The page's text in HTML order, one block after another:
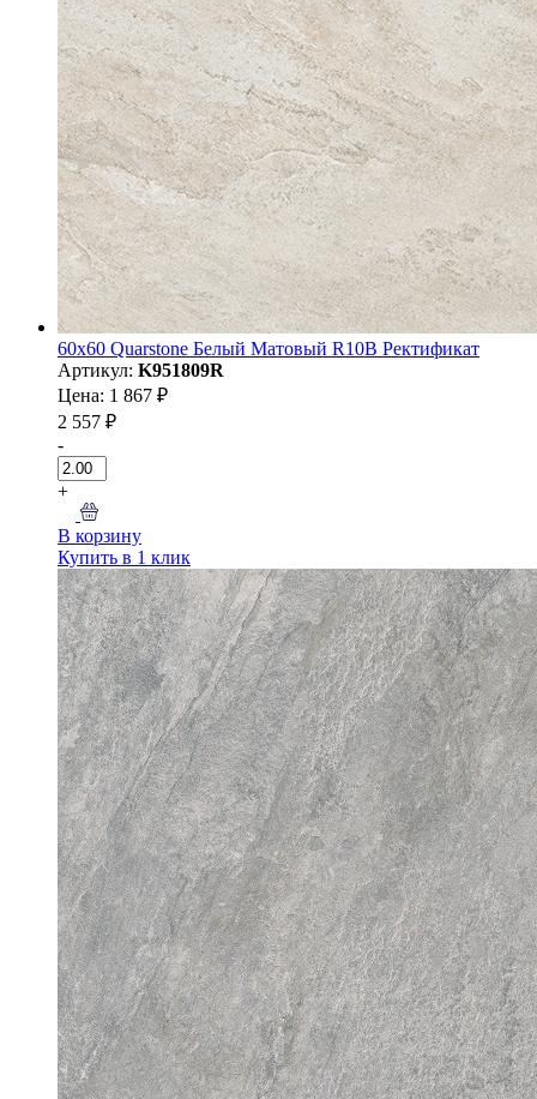
60х60 Quarstone Белый Матовый R10B Ректификат
Артикул: K951809R
Цена: 1 867 ₽
2 557 ₽
-
+
В корзину
Купить в 1 клик